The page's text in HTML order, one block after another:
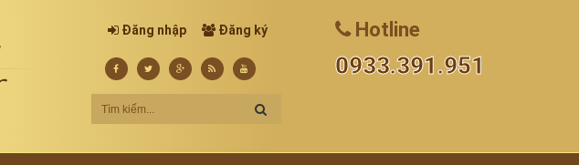
Đăng nhập Đăng ký Hotline
0933.391.951